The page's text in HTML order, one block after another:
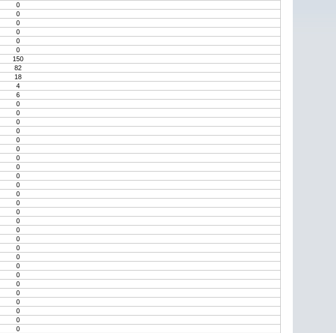
0
0
0
0
0
0
150
82
18
4
6
0
0
0
0
0
0
0
0
0
0
0
0
0
0
0
0
0
0
0
0
0
0
0
0
0
0